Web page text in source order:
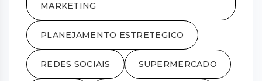
MARKETING
PLANEJAMENTO ESTRETEGICO
REDES SOCIAIS SUPERMERCADO